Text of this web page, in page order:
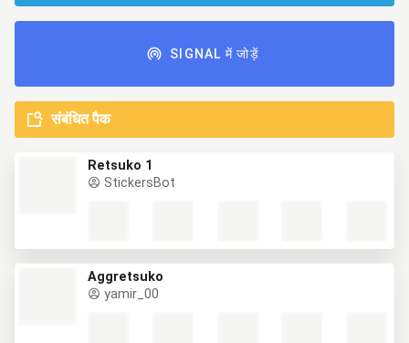
SIGNAL में जोड़ें
संबंधित पैक
Retsuko 1
StickersBot
Aggretsuko
yamir_00